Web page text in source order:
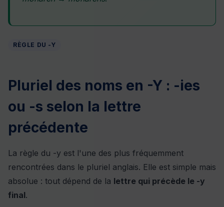
RÈGLE DU -Y
Pluriel des noms en -Y : -ies
ou -s selon la lettre
précédente
La règle du -y est l'une des plus fréquemment
rencontrées dans le pluriel anglais. Elle est simple mais
absolue : tout dépend de la lettre qui précède le -y
final.